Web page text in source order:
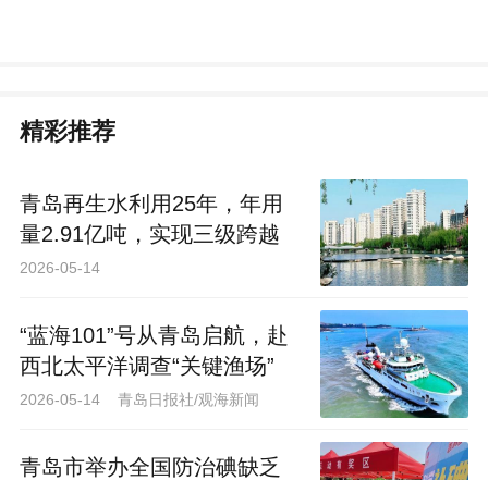
精彩推荐
青岛再生水利用25年，年用
量2.91亿吨，实现三级跨越
2026-05-14
“蓝海101”号从青岛启航，赴
西北太平洋调查“关键渔场”
2026-05-14 青岛日报社/观海新闻
青岛市举办全国防治碘缺乏